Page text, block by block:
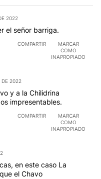
2022
el señor barriga.
COMPARTIR
MARCAR
COMO
INAPROPIADO
DE 2022
y a la Chilidrina
impresentables.
COMPARTIR
MARCAR
COMO
INAPROPIADO
en este caso La
el Chavo